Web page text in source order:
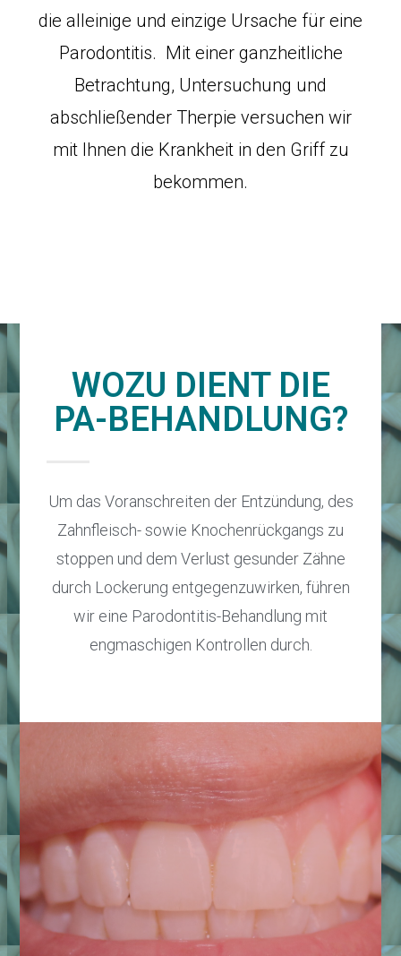
die alleinige und einzige Ursache für eine
Parodontitis. Mit einer ganzheitliche
Betrachtung, Untersuchung und
abschließender Therpie versuchen wir
mit Ihnen die Krankheit in den Griff zu
bekommen.
WOZU DIENT DIE
PA-BEHANDLUNG?
Um das Voranschreiten der Entzündung, des
Zahnfleisch- sowie Knochenrückgangs zu
stoppen und dem Verlust gesunder Zähne
durch Lockerung entgegenzuwirken, führen
wir eine Parodontitis-Behandlung mit
engmaschigen Kontrollen durch.